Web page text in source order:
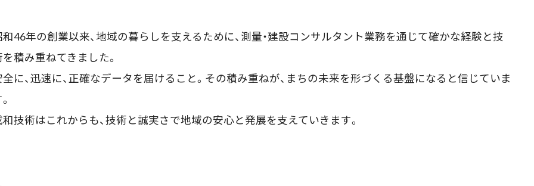
和46年の創業以来、地域の暮らしを支えるために、測量・建設コンサルタント業務を通じて確かな経験と技
を積み重ねてきました。
全に、迅速に、正確なデータを届けること。その積み重ねが、まちの未来を形づくる基盤になると信じていま
和技術はこれからも、技術と誠実さで地域の安心と発展を支えていきます。